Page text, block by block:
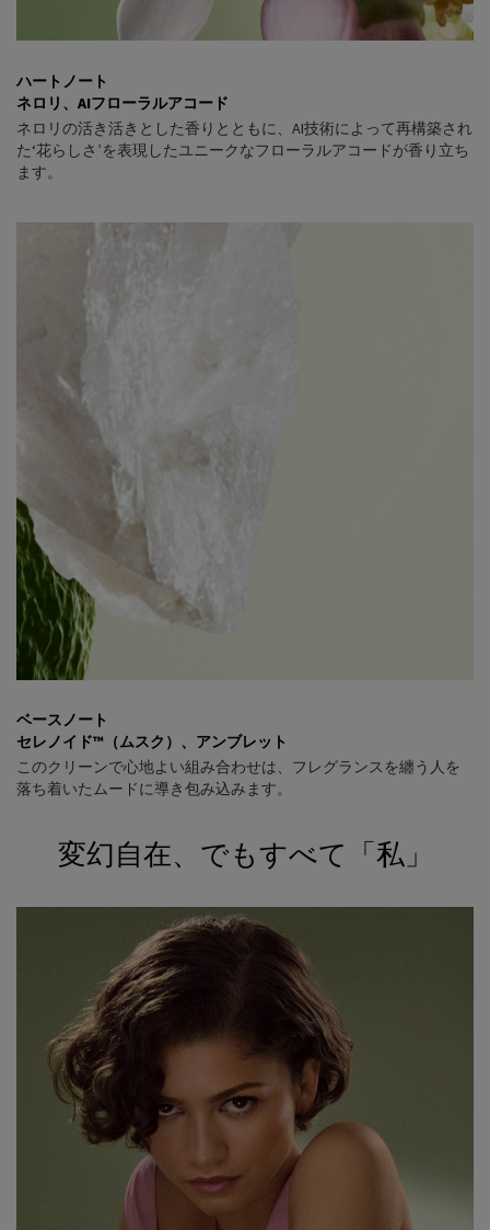
ハートノート
ネロリ、AIフローラルアコード
ネロリの活き活きとした香りとともに、AI技術によって再構築され
た‘花らしさ’を表現したユニークなフローラルアコードが香り立ち
ます。
ベースノート
セレノイド™（ムスク）​、アンブレット
このクリーンで心地よい組み合わせは、フレグランスを纏う人を
落ち着いたムードに導き包み込みます。
変幻自在、でもすべて「私」